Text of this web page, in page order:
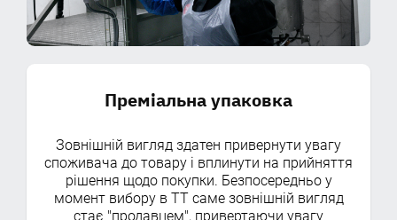
Преміальна упаковка
Зовнішній вигляд здатен привернути увагу
споживача до товару і вплинути на прийняття
рішення щодо покупки. Безпосередньо у
момент вибору в ТТ саме зовнішній вигляд
стає "продавцем", привертаючи увагу